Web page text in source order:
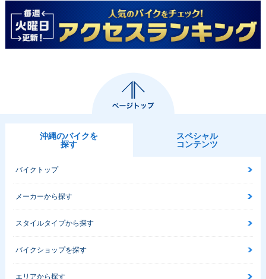
沖縄のバイクを
探す
スペシャル
コンテンツ
バイクトップ
メーカーから探す
スタイルタイプから探す
バイクショップを探す
エリアから探す